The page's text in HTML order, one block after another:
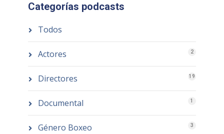
Categorías podcasts
Todos
Actores 2
Directores 19
Documental 1
Género Boxeo 3